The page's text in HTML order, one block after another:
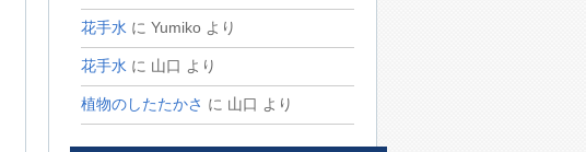
花手水 に Yumiko より
花手水 に 山口 より
植物のしたたかさ に 山口 より